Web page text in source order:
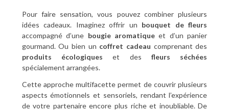
Pour faire sensation, vous pouvez combiner plusieurs
idées cadeaux. Imaginez offrir un bouquet de fleurs
accompagné d’une bougie aromatique et d’un panier
gourmand. Ou bien un coffret cadeau comprenant des
produits écologiques et desfleurs séchées
spécialement arrangées.
Cette approche multifacette permet de couvrir plusieurs
aspects émotionnels et sensoriels, rendant l’expérience
de votre partenaire encore plus riche et inoubliable. De